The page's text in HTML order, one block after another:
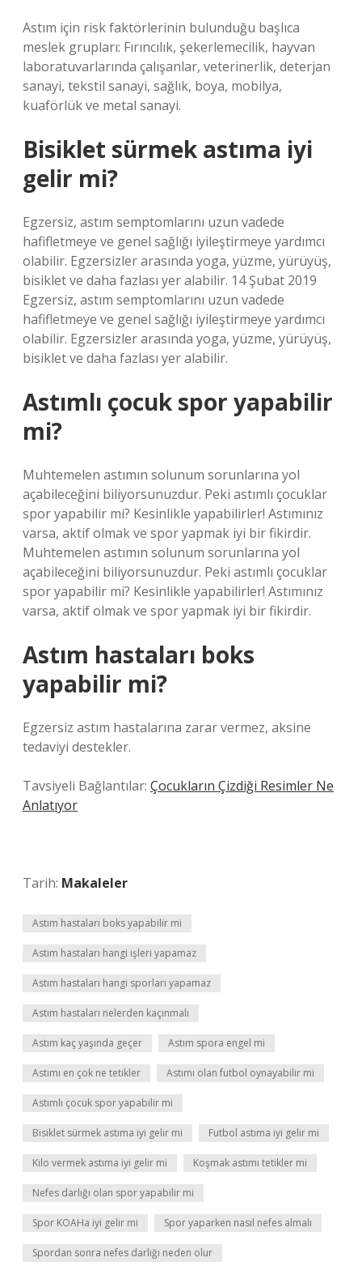
Astım için risk faktörlerinin bulunduğu başlıca
meslek grupları: Fırıncılık, şekerlemecilik, hayvan
laboratuvarlarında çalışanlar, veterinerlik, deterjan
sanayi, tekstil sanayi, sağlık, boya, mobilya,
kuaförlük ve metal sanayi.
Bisiklet sürmek astıma iyi
gelir mi?
Egzersiz, astım semptomlarını uzun vadede
hafifletmeye ve genel sağlığı iyileştirmeye yardımcı
olabilir. Egzersizler arasında yoga, yüzme, yürüyüş,
bisiklet ve daha fazlası yer alabilir. 14 Şubat 2019
Egzersiz, astım semptomlarını uzun vadede
hafifletmeye ve genel sağlığı iyileştirmeye yardımcı
olabilir. Egzersizler arasında yoga, yüzme, yürüyüş,
bisiklet ve daha fazlası yer alabilir.
Astımlı çocuk spor yapabilir
mi?
Muhtemelen astımın solunum sorunlarına yol
açabileceğini biliyorsunuzdur. Peki astımlı çocuklar
spor yapabilir mi? Kesinlikle yapabilirler! Astımınız
varsa, aktif olmak ve spor yapmak iyi bir fikirdir.
Muhtemelen astımın solunum sorunlarına yol
açabileceğini biliyorsunuzdur. Peki astımlı çocuklar
spor yapabilir mi? Kesinlikle yapabilirler! Astımınız
varsa, aktif olmak ve spor yapmak iyi bir fikirdir.
Astım hastaları boks
yapabilir mi?
Egzersiz astım hastalarına zarar vermez, aksine
tedaviyi destekler.
Tavsiyeli Bağlantılar: Çocukların Çizdiği Resimler Ne
Anlatıyor
Tarih: Makaleler
Astım hastaları boks yapabilir mi
Astım hastaları hangi işleri yapamaz
Astım hastaları hangi sporları yapamaz
Astım hastaları nelerden kaçınmalı
Astım kaç yaşında geçer Astım spora engel mi
Astımı en çok ne tetikler Astımı olan futbol oynayabilir mi
Astımlı çocuk spor yapabilir mi
Bisiklet sürmek astıma iyi gelir mi Futbol astıma iyi gelir mi
Kilo vermek astıma iyi gelir mi Koşmak astımı tetikler mi
Nefes darlığı olan spor yapabilir mi
Spor KOAHa iyi gelir mi Spor yaparken nasıl nefes almalı
Spordan sonra nefes darlığı neden olur